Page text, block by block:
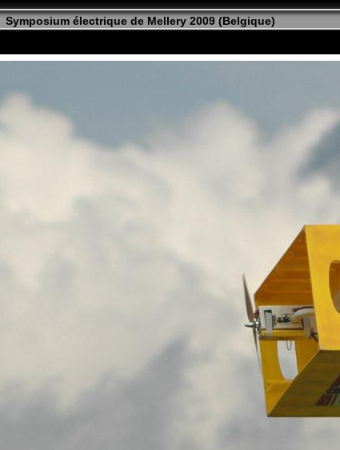
Symposium électrique de Mellery 2009 (Belgique)